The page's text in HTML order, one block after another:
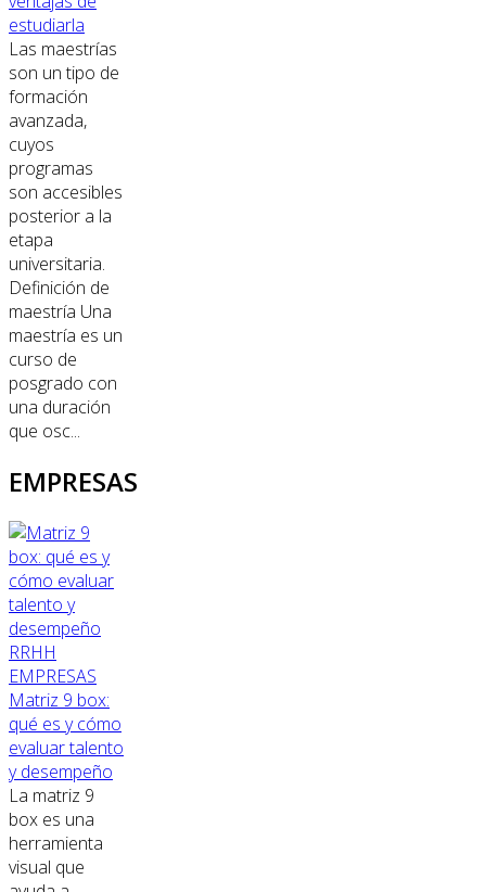
estudiarla
Las maestrías
son un tipo de
formación
avanzada,
cuyos
programas
son accesibles
posterior a la
etapa
universitaria.
Definición de
maestría Una
maestría es un
curso de
posgrado con
una duración
que osc...
EMPRESAS
RRHH
EMPRESAS
Matriz 9 box:
qué es y cómo
evaluar talento
y desempeño
La matriz 9
box es una
herramienta
visual que